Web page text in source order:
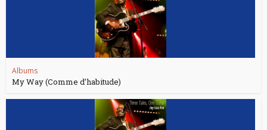
Albums
My Way (Comme d’habitude)